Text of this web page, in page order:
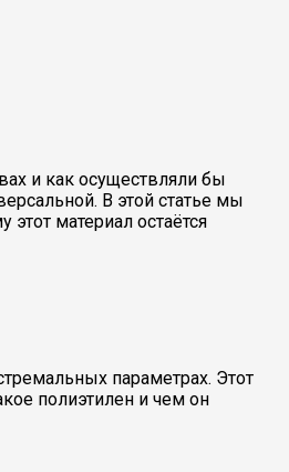
и как осуществляли бы
В этой статье мы
материал остаётся
параметрах. Этот
полиэтилен и чем он